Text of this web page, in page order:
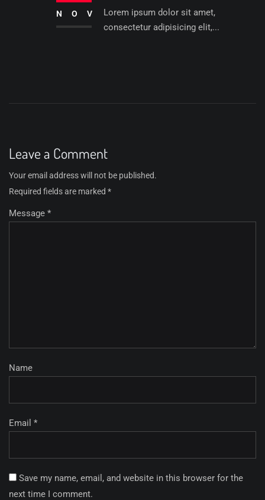
Lorem ipsum dolor sit amet,
consectetur adipisicing elit,...
NOV
Leave a Comment
Your email address will not be published.
Required fields are marked *
Message *
Name
Email *
Save my name, email, and website in this browser for the
next time I comment.